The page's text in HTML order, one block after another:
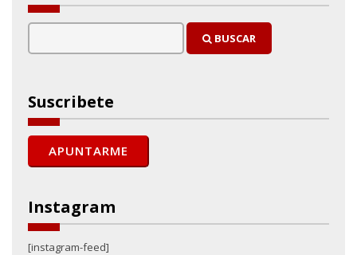
BUSCAR
Suscribete
Instagram
[instagram-feed]